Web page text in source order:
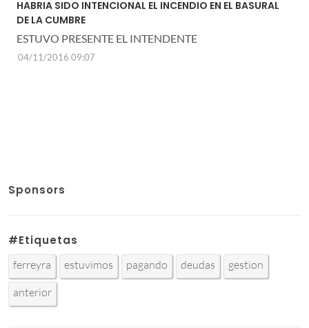
HABRIA SIDO INTENCIONAL EL INCENDIO EN EL BASURAL
DE LA CUMBRE
ESTUVO PRESENTE EL INTENDENTE
04/11/2016 09:07
Sponsors
#Etiquetas
ferreyra estuvimos pagando deudas
gestion
anterior